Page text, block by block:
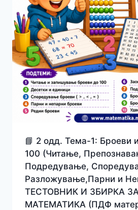
📘 2 одд. Тема-1: Броеви
100 (Читање,
Подредување,
Разложување,Парни и
ТЕСТОВНИК И ЗБИРКА
МАТЕМАТИКА (ПДФ